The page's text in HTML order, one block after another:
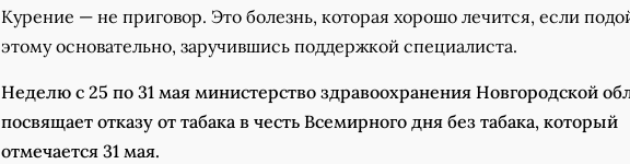
Курение — не приговор. Это болезнь, которая хорошо лечится, если
этому основательно, заручившись поддержкой специалиста.
Неделю с 25 по 31 мая министерство здравоохранения Новгородской
посвящает отказу от табака в честь Всемирного дня без табака, который
отмечается 31 мая.